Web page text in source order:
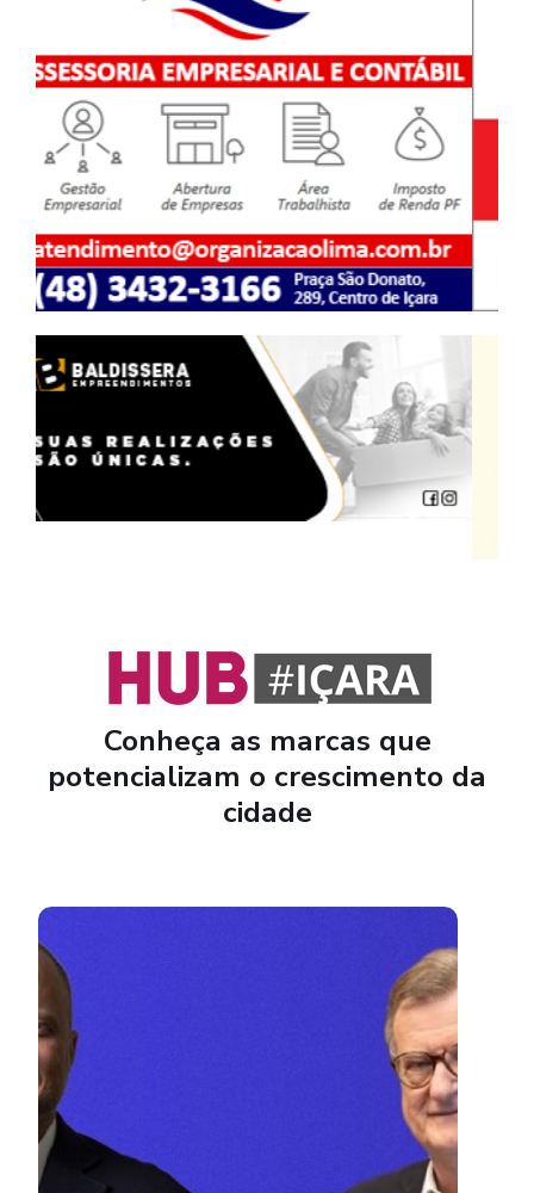
Conheça as marcas que
potencializam o crescimento da
cidade